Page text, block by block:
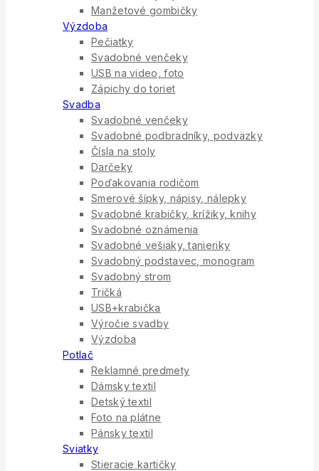
Manžetové gombičky
Výzdoba
Pečiatky
Svadobné venčeky
USB na video, foto
Zápichy do toriet
Svadba
Svadobné venčeky
Svadobné podbradníky, podväzky
Čísla na stoly
Darčeky
Poďakovania rodičom
Smerové šípky, nápisy, nálepky
Svadobné krabičky, krížiky, knihy
Svadobné oznámenia
Svadobné vešiaky, tanieriky
Svadobný podstavec, monogram
Svadobný strom
Tričká
USB+krabička
Výročie svadby
Výzdoba
Potlač
Reklamné predmety
Dámsky textil
Detský textil
Foto na plátne
Pánsky textil
Sviatky
Stieracie kartičky